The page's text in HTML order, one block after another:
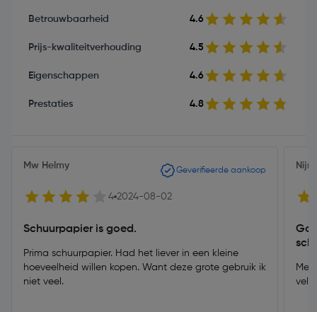
Betrouwbaarheid 4.6
Prijs-kwaliteitverhouding 4.5
Eigenschappen 4.6
Prestaties 4.8
Mw Helmy Geverifieerde aankoop
4 2024-08-02
Schuurpapier is goed.
Prima schuurpapier. Had het liever in een kleine
hoeveelheid willen kopen. Want deze grote gebruik ik
niet veel.